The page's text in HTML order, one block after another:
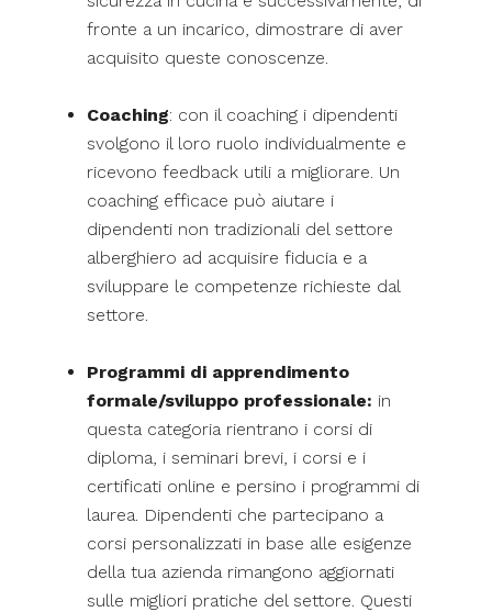
fronte a un incarico, dimostrare di aver
acquisito queste conoscenze.
Coaching: con il coaching i dipendenti
svolgono il loro ruolo individualmente e
ricevono feedback utili a migliorare. Un
coaching efficace può aiutare i
dipendenti non tradizionali del settore
alberghiero ad acquisire fiducia e a
sviluppare le competenze richieste dal
settore.
Programmi di apprendimento
formale/sviluppo professionale: in
questa categoria rientrano i corsi di
diploma, i seminari brevi, i corsi e i
certificati online e persino i programmi di
laurea. Dipendenti che partecipano a
corsi personalizzati in base alle esigenze
della tua azienda rimangono aggiornati
sulle migliori pratiche del settore. Questi